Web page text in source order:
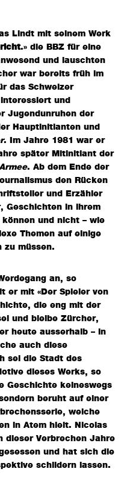
Lindt mit seinem Werk
.» die BBZ für eine
und lauschten
war bereits früh im
das Schweizer
und
Jugendunruhen der
Hauptinitianten und
. Im Jahre 1981 war er
später Mitinitiant der
. Ab dem Ende der
den Rücken
und Erzähler
Geschichten in ihrem
und nicht – wie
Themen auf einige
zu müssen.
an, so
er mit «Der Spieler von
die eng mit der
und bleibe Zürcher,
heute ausserhalb – in
auch diese
sei die Stadt des
dieses Werks, so
Geschichte keineswegs
beruht auf einer
welche
in Atem hielt. Nicolas
dieser Verbrechen Jahre
und hat sich die
schildern lassen.